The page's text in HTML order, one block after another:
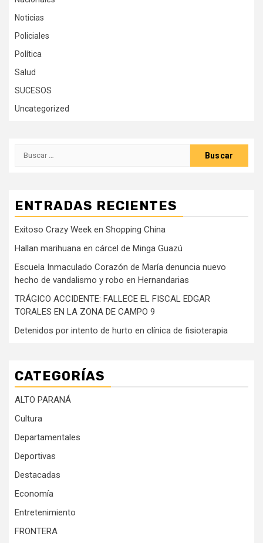
Noticias
Policiales
Política
Salud
SUCESOS
Uncategorized
Buscar:
ENTRADAS RECIENTES
Exitoso Crazy Week en Shopping China
Hallan marihuana en cárcel de Minga Guazú
Escuela Inmaculado Corazón de María denuncia nuevo
hecho de vandalismo y robo en Hernandarias
TRÁGICO ACCIDENTE: FALLECE EL FISCAL EDGAR
TORALES EN LA ZONA DE CAMPO 9
Detenidos por intento de hurto en clínica de fisioterapia
CATEGORÍAS
ALTO PARANÁ
Cultura
Departamentales
Deportivas
Destacadas
Economía
Entretenimiento
FRONTERA